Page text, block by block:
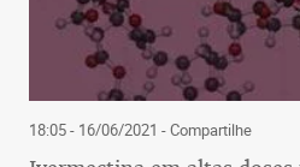
18:05 - 16/06/2021 - Compartilhe